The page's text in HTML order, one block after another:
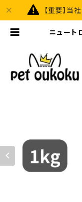
【重要】当
ニュート